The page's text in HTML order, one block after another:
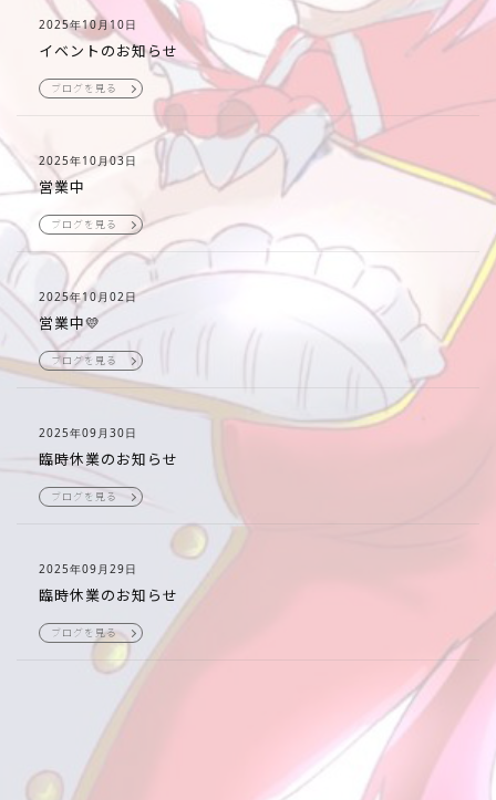
イベントのお知らせ
2025年10月10日
ブログを見る
営業中
2025年10月03日
ブログを見る
営業中💛
2025年10月02日
ブログを見る
臨時休業のお知らせ
2025年09月30日
ブログを見る
臨時休業のお知らせ
2025年09月29日
ブログを見る